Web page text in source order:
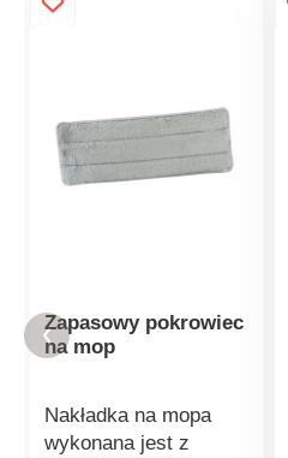
Zapasowy pokrowiec
na mop
Nakładka na mopa
wykonana jest z